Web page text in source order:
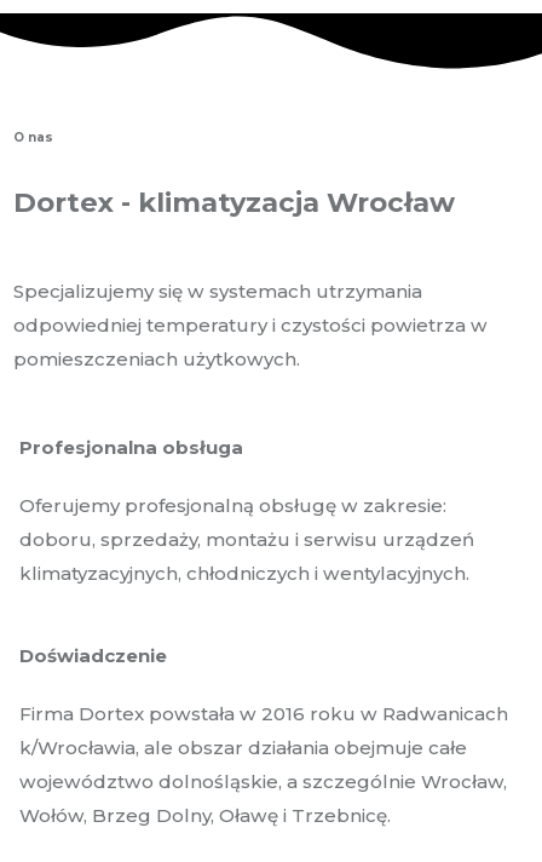
O nas
Dortex - klimatyzacja Wrocław
Specjalizujemy się w systemach utrzymania
odpowiedniej temperatury i czystości powietrza w
pomieszczeniach użytkowych.
Profesjonalna obsługa
Oferujemy profesjonalną obsługę w zakresie:
doboru, sprzedaży, montażu i serwisu urządzeń
klimatyzacyjnych, chłodniczych i wentylacyjnych.
Doświadczenie
Firma Dortex powstała w 2016 roku w Radwanicach
k/Wrocławia, ale obszar działania obejmuje całe
województwo dolnośląskie, a szczególnie Wrocław,
Wołów, Brzeg Dolny, Oławę i Trzebnicę.